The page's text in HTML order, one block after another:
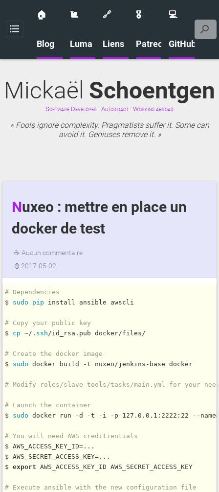
Menu
🏠
Blog
🐌
Luma
🔗
Liens
🎖️
Patreon
💻
GitHub
Mickaël Schoentgen
Software Developer · Autodidact · Working abroad
Fools ignore complexity. Pragmatists suffer it. Some can
avoid it. Geniuses remove it.
Nuxeo : mettre en place un
docker de test
☕ Aucun commentaire
⌚ 2017-05-02
# Dependencies
$ sudo pip install ansible awscli
# Copy your public key
$ cp ~/. ssh/id_rsa.pub docker/files/
# Create the docker image
$ sudo docker build -t nuxeo/jenkins-base docker
# Modify roles/slave_tools/tasks/main.yml for your
# Launch the container
$ sudo docker run -d -t -i -p 127.0.0.1:2222:22 --
# You will need AWS creditientials
$ AWS_ACCESS_KEY_ID=...
$ AWS_SECRET_ACCESS_KEY=...
$ export AWS_ACCESS_KEY_ID AWS_SECRET_ACCESS_KEY
# Execute ansible with the new configuration file